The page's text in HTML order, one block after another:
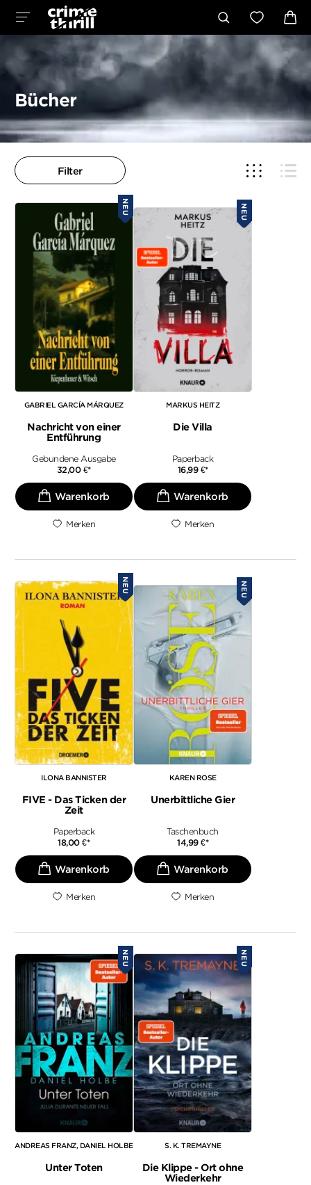
Bücher
Filter
NEU
GABRIEL GARCÍA MÁRQUEZ
Nachricht von einer
Entführung
Gebundene Ausgabe
32,00 €*
Merken
NEU
MARKUS HEITZ
Die Villa
Paperback
16,99 €*
Merken
NEU
ILONA BANNISTER
FIVE - Das Ticken der
Zeit
Paperback
18,00€*
Merken
NEU
KAREN ROSE
Unerbittliche Gier
Taschenbuch
14,99€*
Merken
NEU
ANDREAS FRANZ DANIEL HOLBE
Unter Toten
NEU
S. K. TREMAYNE
Die Klippe - Ort ohne
Wiederkehr